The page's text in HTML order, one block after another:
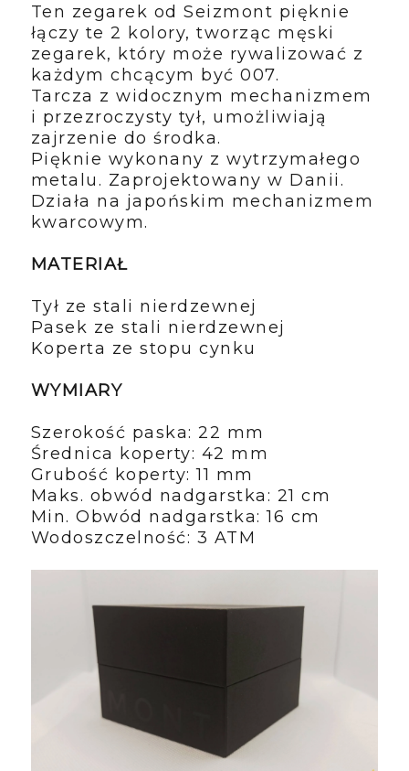
Ten zegarek od Seizmont pięknie
łączy te 2 kolory, tworząc męski
zegarek, który może rywalizować z
każdym chcącym być 007.
Tarcza z widocznym mechanizmem
i przezroczysty tył, umożliwiają
zajrzenie do środka.
Pięknie wykonany z wytrzymałego
metalu. Zaprojektowany w Danii.
Działa na japońskim mechanizmem
kwarcowym.
MATERIAŁ
Tył ze stali nierdzewnej
Pasek ze stali nierdzewnej
Koperta ze stopu cynku
WYMIARY
Szerokość paska: 22 mm
Średnica koperty: 42 mm
Grubość koperty: 11 mm
Maks. obwód nadgarstka: 21 cm
Min. Obwód nadgarstka: 16 cm
Wodoszczelność: 3 ATM